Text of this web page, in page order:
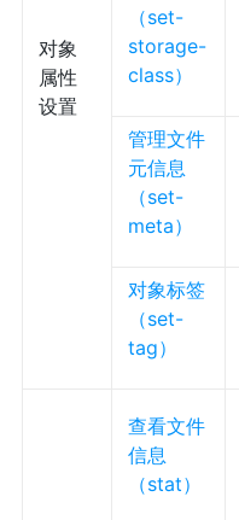
对象
属性
设置
（set-
storage-
class）
管理文件
元信息
（set-
meta）
对象标签
（set-
tag）
查看文件
信息
（stat）